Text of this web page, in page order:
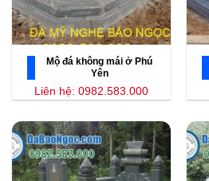
Mộ đá không mái ở Phú
Yên
Liên hệ: 0982.583.000